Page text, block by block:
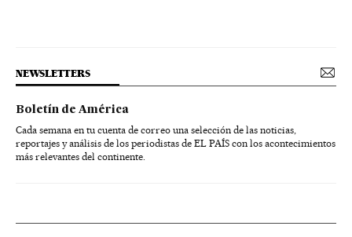
NEWSLETTERS
Boletín de América
Cada semana en tu cuenta de correo una selección de las noticias,
reportajes y análisis de los periodistas de EL PAÍS con los acontecimientos
más relevantes del continente.